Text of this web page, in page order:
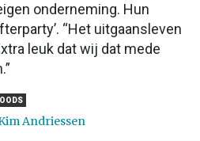
onderneming. Hun
“Het uitgaansleven
leuk dat wij dat mede
Andriessen